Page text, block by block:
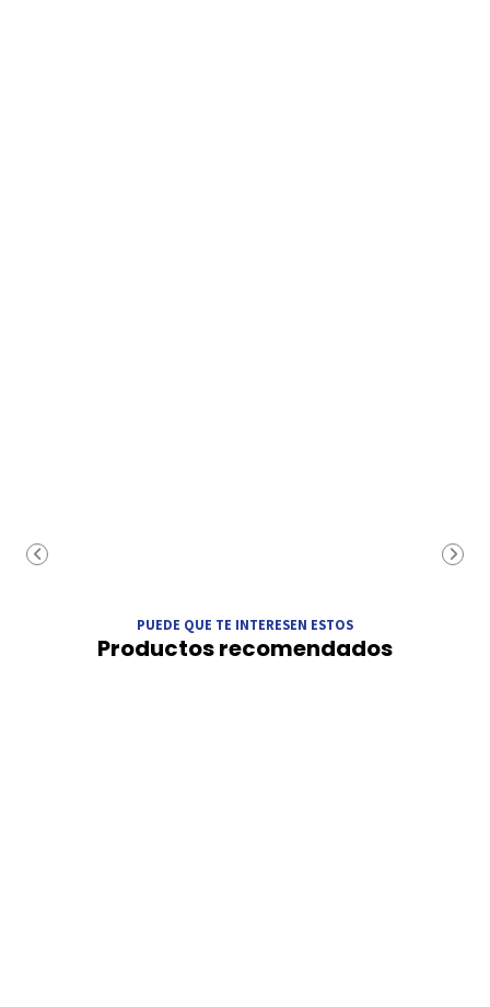
PUEDE QUE TE INTERESEN ESTOS
Productos recomendados